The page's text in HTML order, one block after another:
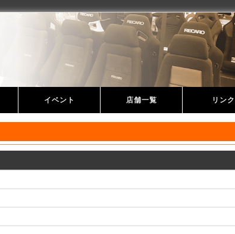
情報
クス取付情報
イベント
オートバックスイベント
スーパーオートバックスイベント
店舗一覧 リンク